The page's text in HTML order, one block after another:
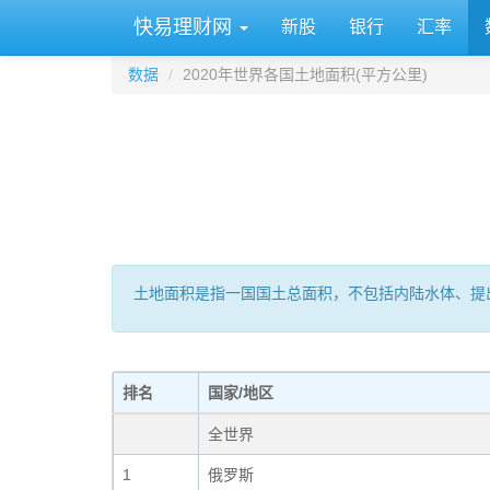
快易理财网 新股 银行 汇率
数据 2020年世界各国土地面积(平方公里)
土地面积是指一国国土总面积，不包括内陆水体、
排名 国家/地区
全世界
1 俄罗斯